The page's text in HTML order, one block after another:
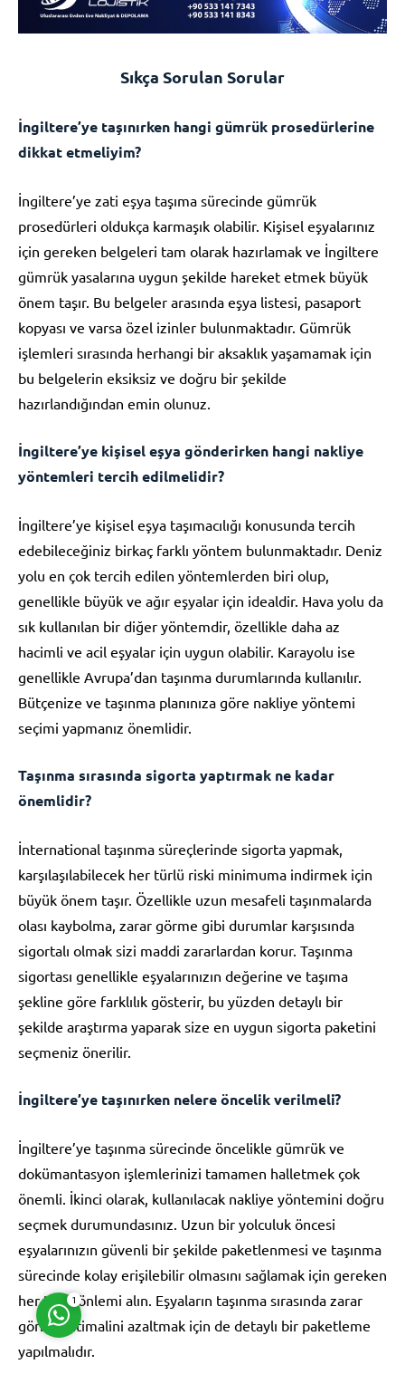
Sıkça Sorulan Sorular
İngiltere’ye taşınırken hangi gümrük prosedürlerine
dikkat etmeliyim?
İngiltere’ye zati eşya taşıma sürecinde gümrük
prosedürleri oldukça karmaşık olabilir. Kişisel eşyalarınız
için gereken belgeleri tam olarak hazırlamak ve İngiltere
gümrük yasalarına uygun şekilde hareket etmek büyük
önem taşır. Bu belgeler arasında eşya listesi, pasaport
kopyası ve varsa özel izinler bulunmaktadır. Gümrük
işlemleri sırasında herhangi bir aksaklık yaşamamak için
bu belgelerin eksiksiz ve doğru bir şekilde
hazırlandığından emin olunuz.
İngiltere’ye kişisel eşya gönderirken hangi nakliye
yöntemleri tercih edilmelidir?
İngiltere’ye kişisel eşya taşımacılığı konusunda tercih
edebileceğiniz birkaç farklı yöntem bulunmaktadır. Deniz
yolu en çok tercih edilen yöntemlerden biri olup,
genellikle büyük ve ağır eşyalar için idealdir. Hava yolu da
sık kullanılan bir diğer yöntemdir, özellikle daha az
hacimli ve acil eşyalar için uygun olabilir. Karayolu ise
genellikle Avrupa’dan taşınma durumlarında kullanılır.
Bütçenize ve taşınma planınıza göre nakliye yöntemi
seçimi yapmanız önemlidir.
Taşınma sırasında sigorta yaptırmak ne kadar
önemlidir?
İnternational taşınma süreçlerinde sigorta yapmak,
karşılaşılabilecek her türlü riski minimuma indirmek için
büyük önem taşır. Özellikle uzun mesafeli taşınmalarda
olası kaybolma, zarar görme gibi durumlar karşısında
sigortalı olmak sizi maddi zararlardan korur. Taşınma
sigortası genellikle eşyalarınızın değerine ve taşıma
şekline göre farklılık gösterir, bu yüzden detaylı bir
şekilde araştırma yaparak size en uygun sigorta paketini
seçmeniz önerilir.
İngiltere’ye taşınırken nelere öncelik verilmeli?
İngiltere’ye taşınma sürecinde öncelikle gümrük ve
dokümantasyon işlemlerinizi tamamen halletmek çok
önemli. İkinci olarak, kullanılacak nakliye yöntemini doğru
seçmek durumundasınız. Uzun bir yolculuk öncesi
eşyalarınızın güvenli bir şekilde paketlenmesi ve taşınma
sürecinde kolay erişilebilir olmasını sağlamak için gereken
her türlü önlemi alın. Eşyaların taşınma sırasında zarar
görme ihtimalini azaltmak için de detaylı bir paketleme
yapılmalıdır.
Müşteri Temsilcisi
1